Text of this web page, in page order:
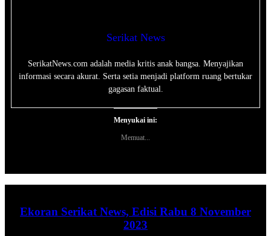
Serikat News
SerikatNews.com adalah media kritis anak bangsa. Menyajikan
informasi secara akurat. Serta setia menjadi platform ruang bertukar
gagasan faktual.
Menyukai ini:
Memuat...
Ekoran Serikat News, Edisi Rabu 8 November
2023